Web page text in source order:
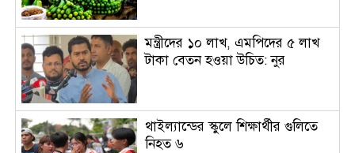
মন্ত্রীদের ১০ লাখ, এমপিদের ৫ লাখ
টাকা বেতন হওয়া উচিত: নুর
থাইল্যান্ডের স্কুলে শিক্ষার্থীর গুলিতে
নিহত ৬